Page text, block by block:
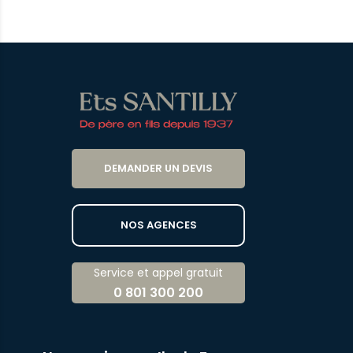
DEMANDER UN DEVIS
NOS AGENCES
Service et appel gratuit
0 801 300 200